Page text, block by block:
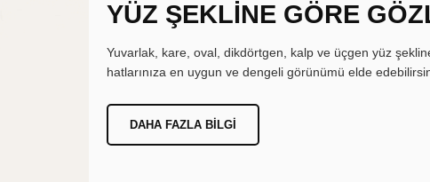
YÜZ ŞEKLİNE GÖRE
Yuvarlak, kare, oval, dikdörtgen, kalp ve üçgen yüz
hatlarınıza en uygun ve dengeli görünümü elde
DAHA FAZLA BILGI